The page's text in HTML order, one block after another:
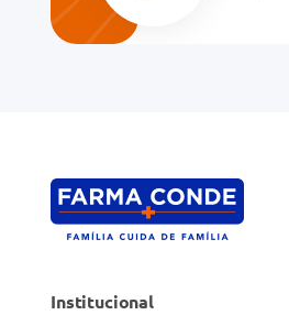
Institucional